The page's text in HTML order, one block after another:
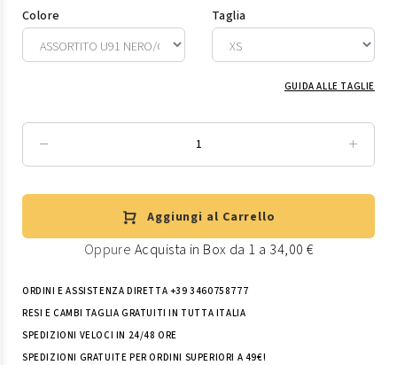
Colore Taglia
GUIDA ALLE TAGLIE
Aggiungi al Carrello
Oppure Acquista in Box da 1 a 34,00 €
ORDINI E ASSISTENZA DIRETTA +39 3460758777
RESI E CAMBI TAGLIA GRATUITI IN TUTTA ITALIA
SPEDIZIONI VELOCI IN 24/48 ORE
SPEDIZIONI GRATUITE PER ORDINI SUPERIORI A 49€!